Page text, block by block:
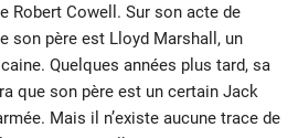
Robert Cowell. Sur son acte de
son père est Lloyd Marshall, un
Quelques années plus tard, sa
que son père est un certain Jack
Mais il n’existe aucune trace de